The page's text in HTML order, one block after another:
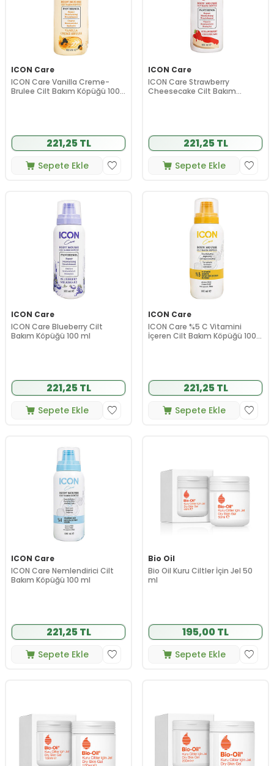
ICON Care
ICON Care Vanilla Creme-
Brulee Cilt Bakım Köpüğü 100
221,25 TL
Sepete Ekle
ICON Care
ICON Care Strawberry
Cheesecake Cilt Bakım
221,25 TL
Sepete Ekle
ICON Care
ICON Care Blueberry Cilt
Bakım Köpüğü 100 ml
221,25 TL
Sepete Ekle
ICON Care
ICON Care %5 C Vitamini
İçeren Cilt Bakım Köpüğü 100
221,25 TL
Sepete Ekle
ICON Care
ICON Care Nemlendirici Cilt
Bakım Köpüğü 100 ml
221,25 TL
Sepete Ekle
Bio Oil
Bio Oil Kuru Ciltler İçin Jel 50
ml
195,00 TL
Sepete Ekle